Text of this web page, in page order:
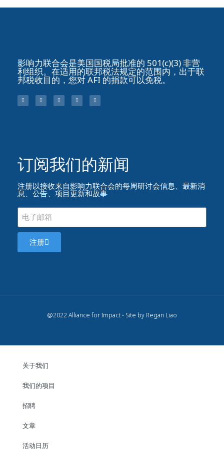
影响力联合会是美国国税局批准的 501(c)(3) 非营
利组织。在适用的联邦税法规定的范围内，出于联
邦税收目的，您对 AFI 的捐款可以免税。
订阅我们的新闻​
注册以接收来自影响力联合会的每周研讨会信息、最新消
息、公告、项目更新和故事
注册
@2022 Alliance for Impact • Site by Regan Liao
关于我们
我们的项目
招聘
文章
活动日历